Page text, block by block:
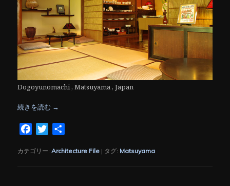
Dogoyunomachi , Matsuyama , Japan
続きを読む →
FacebookTwitter
カテゴリー: Architecture File | タグ: Matsuyama